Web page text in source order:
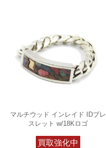
マルチウッド インレイド IDブレ
スレット w/18Kロゴ
買取強化中